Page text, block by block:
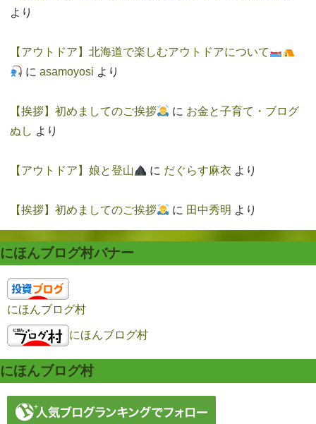
より
【アウトドア】北海道で楽しむアウトドアについて
に asamoyosi より
【挨拶】初めましてのご挨拶 に お金と子育て・ブログ
ぬし より
【アウトドア】娘と登山 に だぐらす麻衣 より
【挨拶】初めましてのご挨拶 に 田中秀明 より
にほんブログ村バナー
にほんブログ村
にほんブログ村
にほんブログ村